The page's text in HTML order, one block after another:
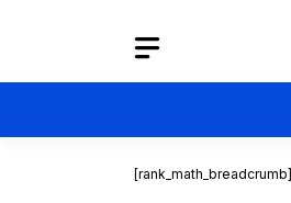
[rank_math_breadcrumb]